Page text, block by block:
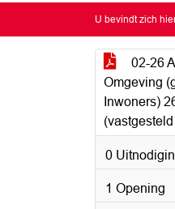
U bevindt zich
02-26
Omgeving
Inwoners)
0
1 Opening